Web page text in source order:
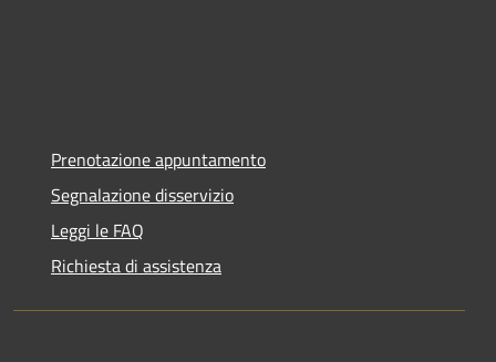
Prenotazione appuntamento
Segnalazione disservizio
Leggi le FAQ
Richiesta di assistenza